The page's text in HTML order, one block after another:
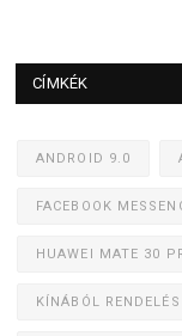
CÍMKÉK
ANDROID 9.0
FACEBOOK
HUAWEI MATE 30
KÍNÁBÓL RENDELÉS